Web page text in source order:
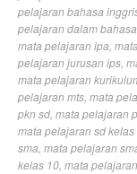
pelajaran bahasa
pelajaran dalam
mata pelajaran ipa
pelajaran jurusan ips
mata pelajaran
pelajaran mts mata
pkn sd mata pelajaran
mata pelajaran sd kelas
sma mata pelajaran
kelas 10 mata